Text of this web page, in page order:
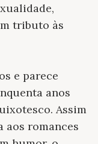
tributo às
e parece
anos
Assim
aos romances